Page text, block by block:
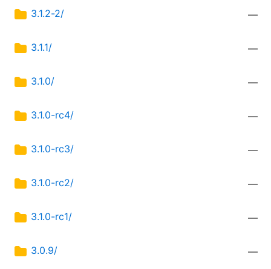
3.1.2-2/ —
3.1.1/ —
3.1.0/ —
3.1.0-rc4/ —
3.1.0-rc3/ —
3.1.0-rc2/ —
3.1.0-rc1/ —
3.0.9/ —